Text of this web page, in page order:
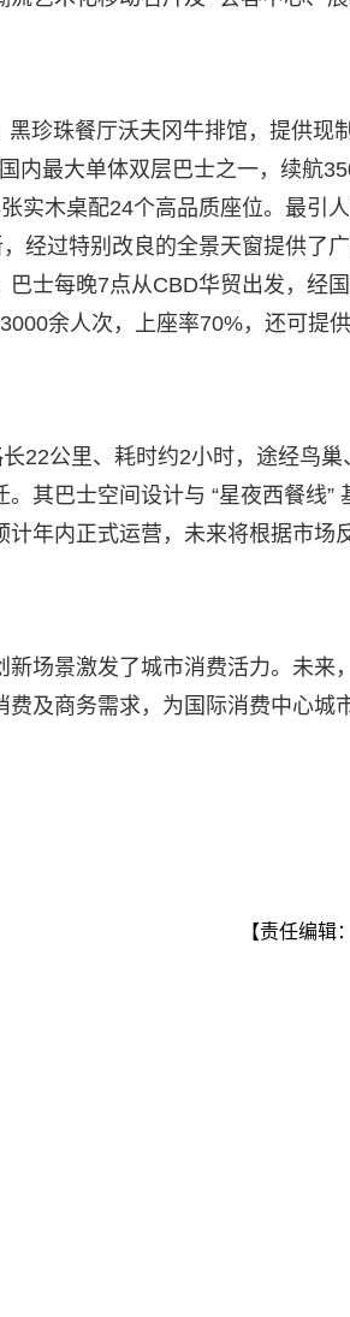
珍珠餐厅沃夫冈牛排馆，提供现
内最大单体双层巴士之一，续航
实木桌配24个高品质座位。最引
经过特别改良的全景天窗提供了
士每晚7点从CBD华贸出发，经
余人次，上座率70%，还可提
22公里、耗时约2小时，途经鸟巢
其巴士空间设计与 “星夜西餐线”
年内正式运营，未来将根据市场
场景激发了城市消费活力。未来
及商务需求，为国际消费中心城
【责任编辑